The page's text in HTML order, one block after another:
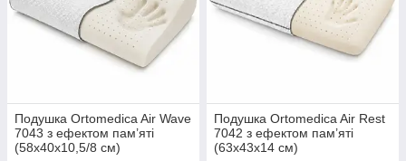
Подушка Ortomedica Air Wave
7043 з ефектом пам’яті
(58х40х10,5/8 см)
Подушка Ortomedica Air Rest
7042 з ефектом пам’яті
(63х43х14 см)